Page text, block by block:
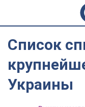
Список
Украины